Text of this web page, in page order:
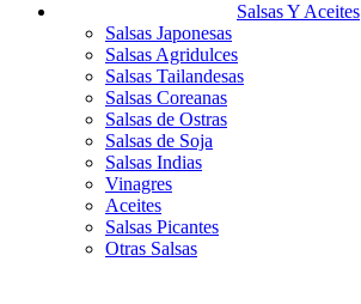
Salsas Y Aceites
Salsas Japonesas
Salsas Agridulces
Salsas Tailandesas
Salsas Coreanas
Salsas de Ostras
Salsas de Soja
Salsas Indias
Vinagres
Aceites
Salsas Picantes
Otras Salsas